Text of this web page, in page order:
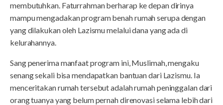
membutuhkan. Faturrahman berharap ke depan dirinya
mampu mengadakan program benah rumah serupa dengan
yang dilakukan oleh Lazismu melalui dana yang ada di
kelurahannya.
Sang penerima manfaat program ini, Muslimah, mengaku
senang sekali bisa mendapatkan bantuan dari Lazismu. Ia
menceritakan rumah tersebut adalah rumah peninggalan dari
orang tuanya yang belum pernah direnovasi selama lebih dari